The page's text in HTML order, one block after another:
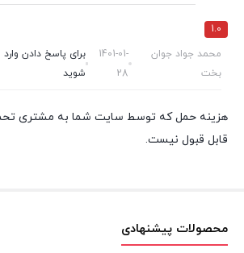
1.0
محمد جواد جوان
بخت
1401-01-
28
برای پاسخ دادن وارد
شوید
هزینه حمل که توسط سایت شما به مشتری
قابل قبول نیست.
محصولات پیشنهادی